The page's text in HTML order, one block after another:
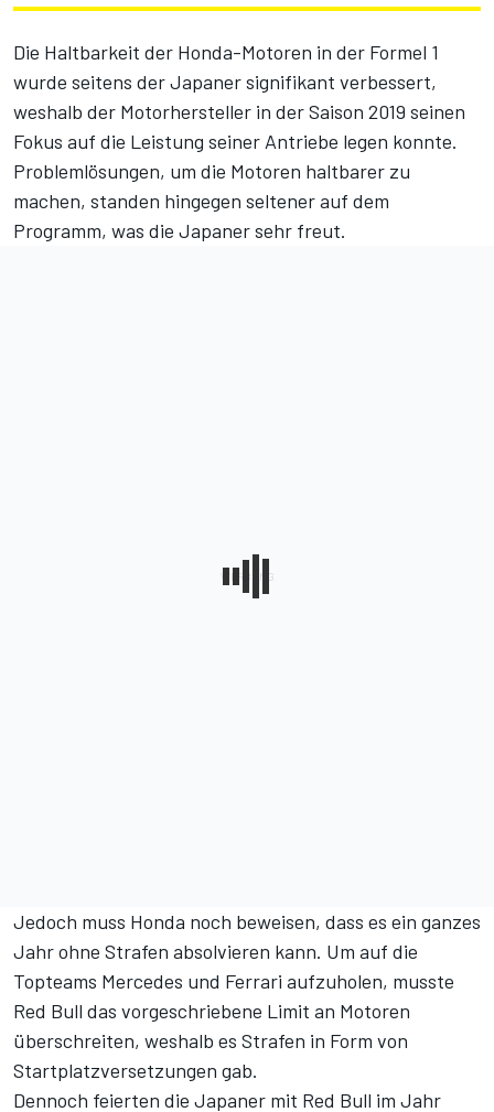
Die Haltbarkeit der Honda-Motoren in der Formel 1
wurde seitens der Japaner signifikant verbessert,
weshalb der Motorhersteller in der Saison 2019 seinen
Fokus auf die Leistung seiner Antriebe legen konnte.
Problemlösungen, um die Motoren haltbarer zu
machen, standen hingegen seltener auf dem
Programm, was die Japaner sehr freut.
Jedoch muss Honda noch beweisen, dass es ein ganzes
Jahr ohne Strafen absolvieren kann. Um auf die
Topteams Mercedes und Ferrari aufzuholen, musste
Red Bull das vorgeschriebene Limit an Motoren
überschreiten, weshalb es Strafen in Form von
Startplatzversetzungen gab.
Dennoch feierten die Japaner mit Red Bull im Jahr